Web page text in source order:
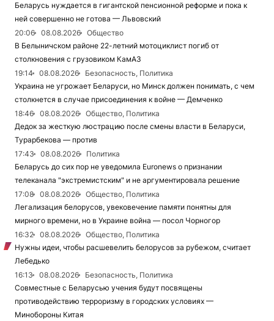
Беларусь нуждается в гигантской пенсионной реформе и пока к
ней совершенно не готова — Львовский
20:06
08.08.2026
Общество
В Белыничском районе 22-летний мотоциклист погиб от
столкновения с грузовиком КамАЗ
19:14
08.08.2026
Безопасность, Политика
Украина не угрожает Беларуси, но Минск должен понимать, с чем
столкнется в случае присоединения к войне — Демченко
18:46
08.08.2026
Общество, Политика
Дедок за жесткую люстрацию после смены власти в Беларуси,
Турарбекова — против
17:43
08.08.2026
Политика
Беларусь до сих пор не уведомила Euronews о признании
телеканала "экстремистским" и не аргументировала решение
17:08
08.08.2026
Общество, Политика
Легализация белорусов, увековечение памяти понятны для
мирного времени, но в Украине война — посол Чорногор
16:32
08.08.2026
Общество, Политика
Нужны идеи, чтобы расшевелить белорусов за рубежом, считает
Лебедько
16:13
08.08.2026
Безопасность, Политика
Совместные с Беларусью учения будут посвящены
противодействию терроризму в городских условиях —
Минобороны Китая